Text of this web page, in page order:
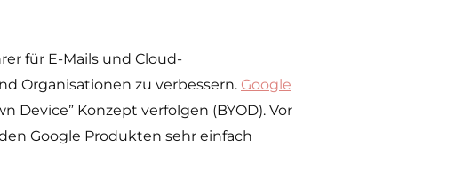
für E-Mails und Cloud-
Organisationen zu verbessern. Google
Konzept verfolgen (BYOD). Vor
Google Produkten sehr einfach